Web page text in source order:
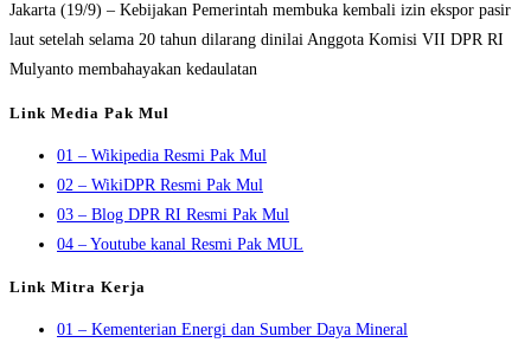
Jakarta (19/9) – Kebijakan Pemerintah membuka kembali izin ekspor pasir
laut setelah selama 20 tahun dilarang dinilai Anggota Komisi VII DPR RI
Mulyanto membahayakan kedaulatan
Link Media Pak Mul
01 – Wikipedia Resmi Pak Mul
02 – WikiDPR Resmi Pak Mul
03 – Blog DPR RI Resmi Pak Mul
04 – Youtube kanal Resmi Pak MUL
Link Mitra Kerja
01 – Kementerian Energi dan Sumber Daya Mineral